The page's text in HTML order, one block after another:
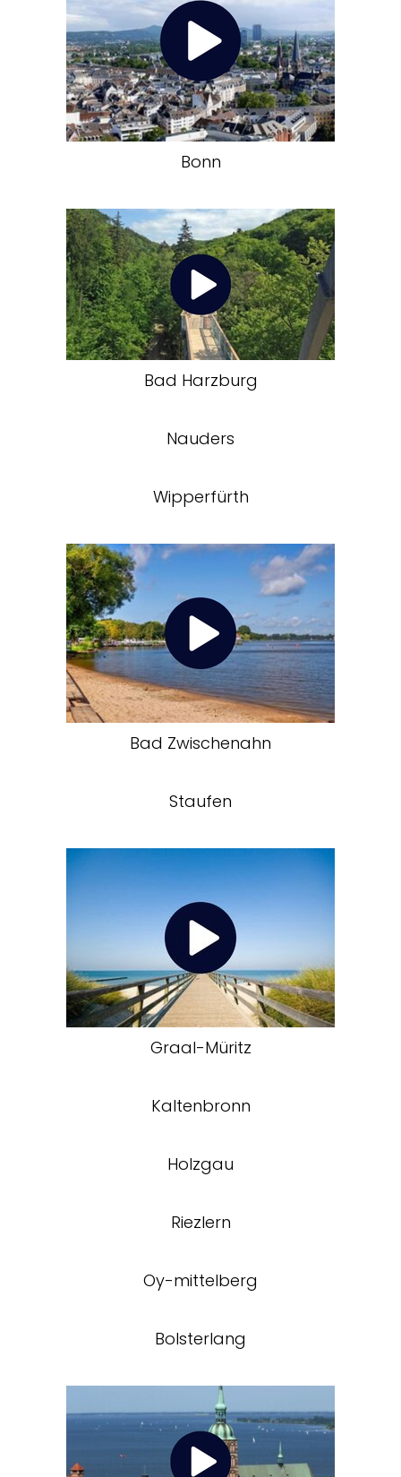
Bonn
Bad Harzburg
Nauders
Wipperfürth
Bad Zwischenahn
Staufen
Graal-Müritz
Kaltenbronn
Holzgau
Riezlern
Oy-mittelberg
Bolsterlang